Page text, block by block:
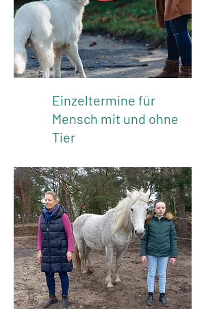
Einzeltermine für
Mensch mit und ohne
Tier